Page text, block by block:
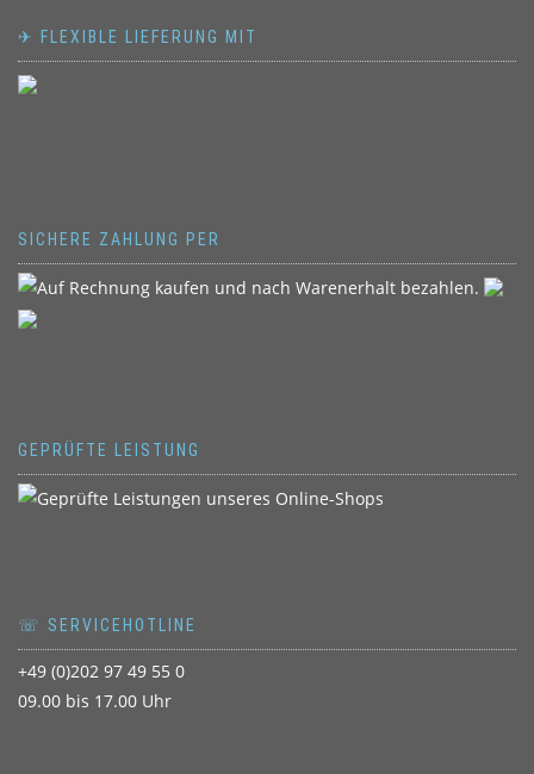
✈ FLEXIBLE LIEFERUNG MIT
SICHERE ZAHLUNG PER
GEPRÜFTE LEISTUNG
☏ SERVICEHOTLINE
+49 (0)202 97 49 55 0
09.00 bis 17.00 Uhr